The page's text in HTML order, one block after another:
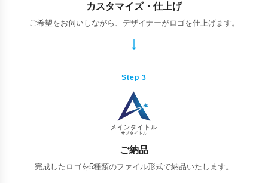
カスタマイズ・仕上げ
ご希望をお伺いしながら、デザイナーがロゴを仕上げます。
Step 3
ご納品
完成したロゴを5種類のファイル形式で納品いたします。